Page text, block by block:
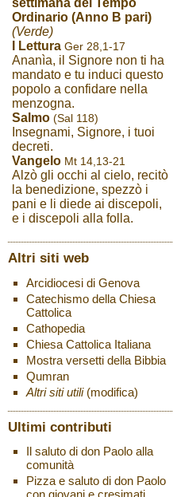
Ordinario (Anno B pari)
(Verde)
I Lettura Ger 28,1-17
Ananìa, il Signore non ti ha
mandato e tu induci questo
popolo a confidare nella
menzogna.
Salmo (Sal 118)
Insegnami, Signore, i tuoi
decreti.
Vangelo Mt 14,13-21
Alzò gli occhi al cielo, recitò
la benedizione, spezzò i
pani e li diede ai discepoli,
e i discepoli alla folla.
Altri siti web
Arcidiocesi di Genova
Catechismo della Chiesa
Cattolica
Cathopedia
Chiesa Cattolica Italiana
Mostra versetti della Bibbia
Qumran
Altri siti utili (modifica)
Ultimi contributi
Il saluto di don Paolo alla
comunità
Pizza e saluto di don Paolo